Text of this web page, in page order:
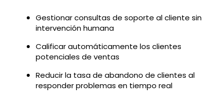
Gestionar consultas de soporte al cliente sin
intervención humana
Calificar automáticamente los clientes
potenciales de ventas
Reducir la tasa de abandono de clientes al
responder problemas en tiempo real